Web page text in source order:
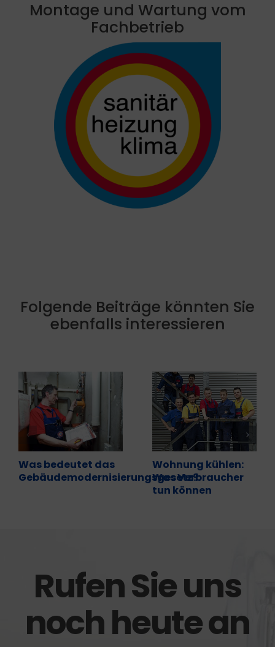
Montage und Wartung vom
Fachbetrieb
Folgende Beiträge könnten Sie
ebenfalls interessieren
Was bedeutet das
Gebäudemodernisierungsgesetz?
Wohnung kühlen:
Was Verbraucher
tun können
Rufen Sie uns
noch heute an